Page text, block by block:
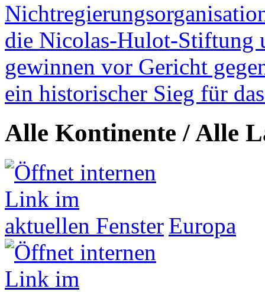
die Nicolas-Hulot-Stiftung
gewinnen vor Gericht
ein historischer Sieg für
Alle Kontinente / Alle
Europa